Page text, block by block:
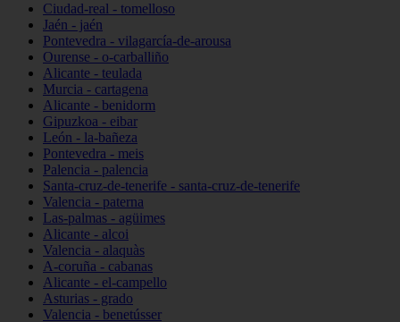
Ciudad-real - tomelloso
Jaén - jaén
Pontevedra - vilagarcía-de-arousa
Ourense - o-carballiño
Alicante - teulada
Murcia - cartagena
Alicante - benidorm
Gipuzkoa - eibar
León - la-bañeza
Pontevedra - meis
Palencia - palencia
Santa-cruz-de-tenerife - santa-cruz-de-tenerife
Valencia - paterna
Las-palmas - agüimes
Alicante - alcoi
Valencia - alaquàs
A-coruña - cabanas
Alicante - el-campello
Asturias - grado
Valencia - benetússer